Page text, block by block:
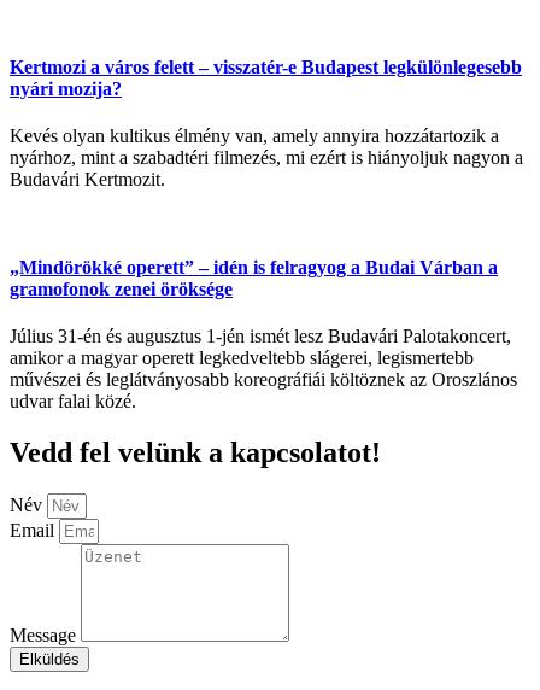
Kertmozi a város felett – visszatér-e Budapest legkülönlegesebb
nyári mozija?
Kevés olyan kultikus élmény van, amely annyira hozzátartozik a
nyárhoz, mint a szabadtéri filmezés, mi ezért is hiányoljuk nagyon a
Budavári Kertmozit.
„Mindörökké operett” – idén is felragyog a Budai Várban a
gramofonok zenei öröksége
Július 31-én és augusztus 1-jén ismét lesz Budavári Palotakoncert,
amikor a magyar operett legkedveltebb slágerei, legismertebb
művészei és leglátványosabb koreográfiái költöznek az Oroszlános
udvar falai közé.
Vedd fel velünk a kapcsolatot!
Név
Email
Message
Elküldés